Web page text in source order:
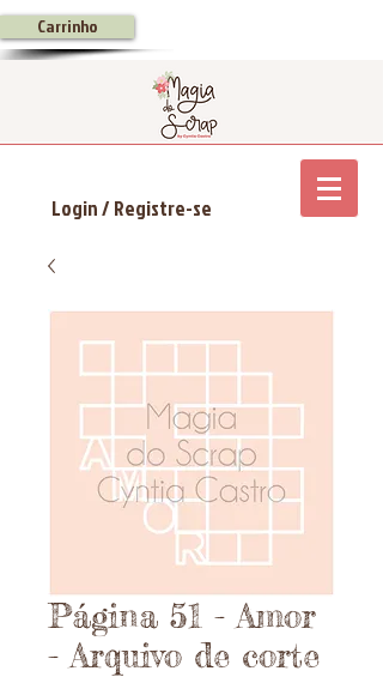
Carrinho
Login / Registre-se
Página 51 - Amor
- Arquivo de corte